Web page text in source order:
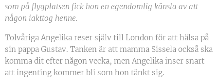
som på flygplatsen fick hon en egendomlig känsla av att
någon iakttog henne.
Tolvåriga Angelika reser själv till London för att hälsa på
sin pappa Gustav. Tanken är att mamma Sissela också ska
komma dit efter någon vecka, men Angelika inser snart
att ingenting kommer bli som hon tänkt sig.